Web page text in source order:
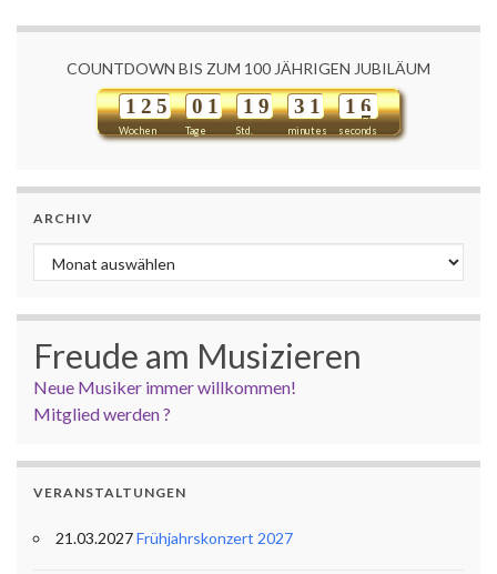
COUNTDOWN BIS ZUM 100 JÄHRIGEN JUBILÄUM
Wochen
1 2 5
Tage
0 1
Std.
1 9
minutes
3 1
seconds
1 6
ARCHIV
Archiv
Freude am Musizieren
Neue Musiker immer willkommen!
Mitglied werden ?
VERANSTALTUNGEN
21.03.2027Frühjahrskonzert 2027